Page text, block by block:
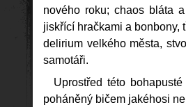
nového roku; chaos bláta
jiskřící hračkami a bonbony,
delirium velkého města,
samotáři.
Uprostřed této
poháněný bičem jakéhosi